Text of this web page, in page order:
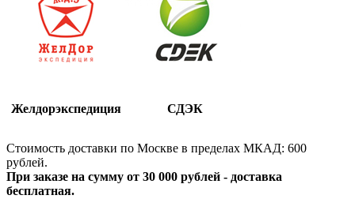
Желдорэкспедиция СДЭК
Стоимость доставки по Москве в пределах МКАД: 600
рублей.
При заказе на сумму от 30 000 рублей - доставка
бесплатная.